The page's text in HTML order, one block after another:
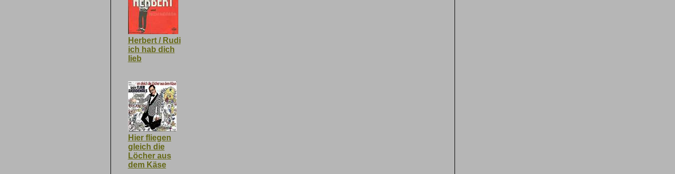
Herbert / Rudi
ich hab dich
lieb
Hier fliegen
gleich die
Löcher aus
dem Käse